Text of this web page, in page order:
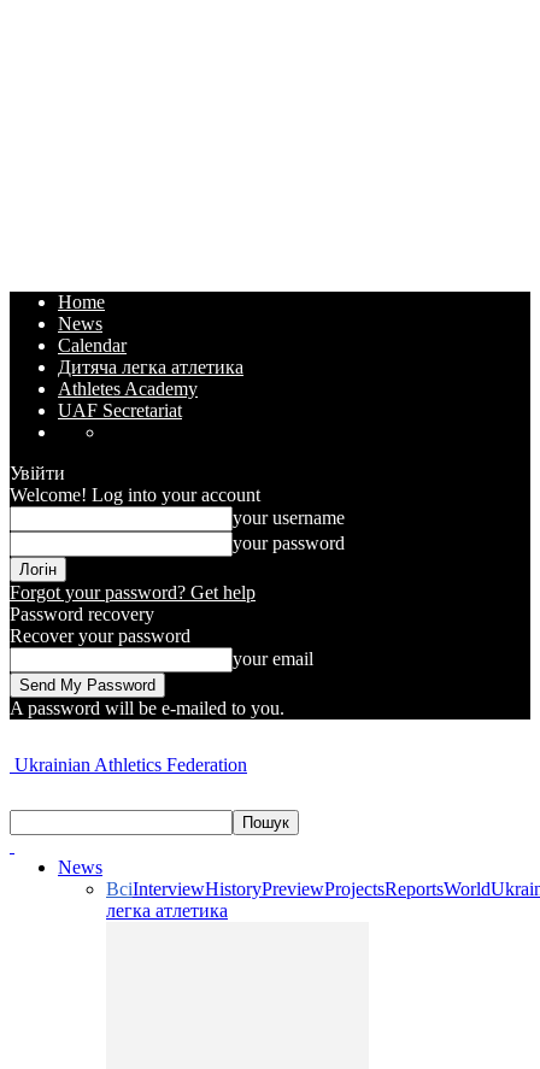
Home
News
Calendar
Дитяча легка атлетика
Athletes Academy
UAF Secretariat
Увійти
Welcome! Log into your account
your username
your password
Forgot your password? Get help
Password recovery
Recover your password
your email
A password will be e-mailed to you.
Ukrainian Athletics Federation
News
ВсіInterviewHistoryPreviewProjectsReportsWorld
легка атлетика